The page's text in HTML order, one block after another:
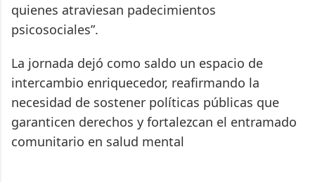
quienes atraviesan padecimientos
psicosociales”.
La jornada dejó como saldo un espacio de
intercambio enriquecedor, reafirmando la
necesidad de sostener políticas públicas que
garanticen derechos y fortalezcan el entramado
comunitario en salud mental